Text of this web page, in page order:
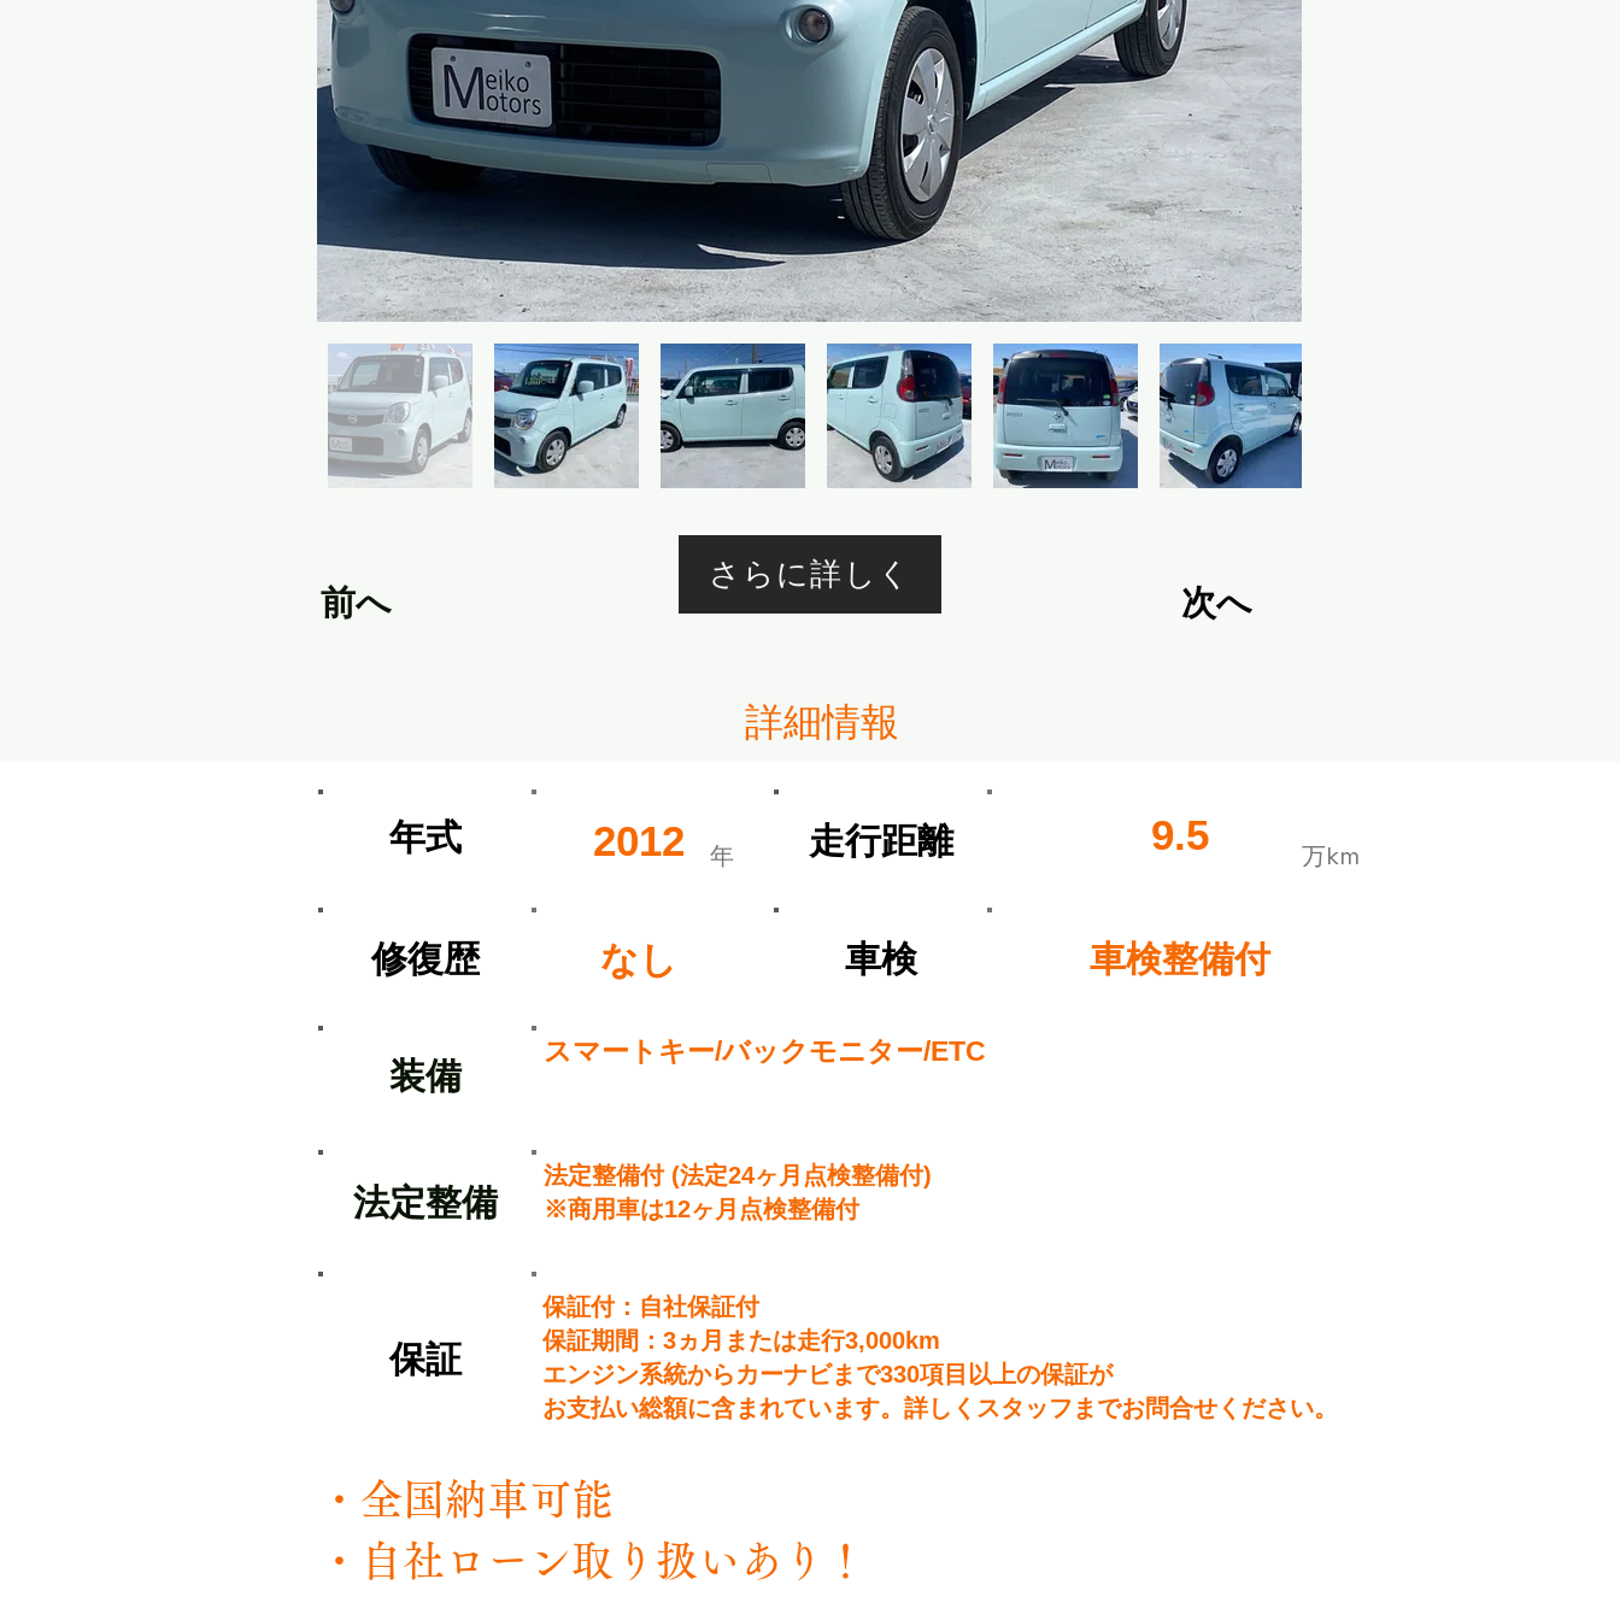
前へ
さらに詳しく
次へ
​詳細情報
​年式 2012 ​年
​修復歴 なし
​走行距離 9.5 ​万km
​車検 車検整備付
​装備
スマートキー/バックモニター/ETC
​法定整備
法定整備付 (法定24ヶ月点検整備付)
※商用車は12ヶ月点検整備付
​保証
保証付：自社保証付
保証期間：3ヵ月または走行3,000km
エンジン系統からカーナビまで330項目以上の保証が
お支払い総額に含まれています。詳しくスタッフまでお問合せください。
・全国納車可能
・自社ローン取り扱いあり！